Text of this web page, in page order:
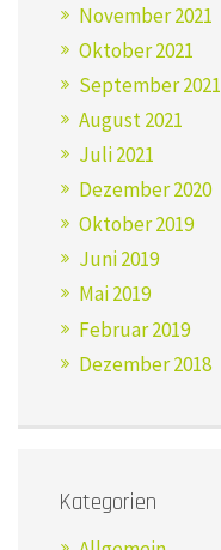
November 2021
Oktober 2021
September 2021
August 2021
Juli 2021
Dezember 2020
Oktober 2019
Juni 2019
Mai 2019
Februar 2019
Dezember 2018
Kategorien